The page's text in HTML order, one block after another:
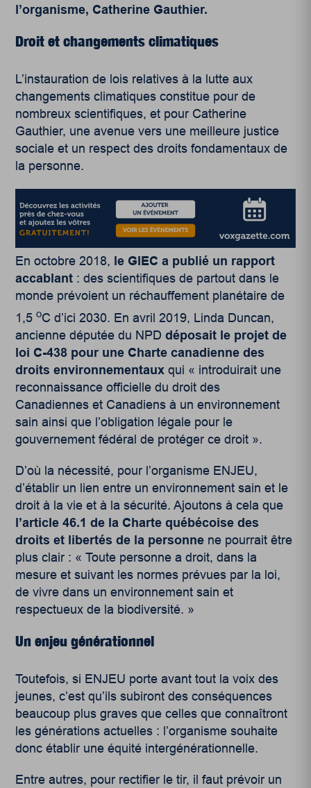
l’organisme, Catherine Gauthier.
Droit et changements climatiques
L’instauration de lois relatives à la lutte aux
changements climatiques constitue pour de
nombreux scientifiques, et pour Catherine
Gauthier, une avenue vers une meilleure justice
sociale et un respect des droits fondamentaux de
la personne.
En octobre 2018, le GIEC a publié un rapport
accablant : des scientifiques de partout dans le
monde prévoient un réchauffement planétaire de
1,5oC d’ici 2030. En avril 2019, Linda Duncan,
ancienne députée du NPDdéposait le projet de
loi C-438 pour une Charte canadienne des
droits environnementaux qui « introduirait une
reconnaissance officielle du droit des
Canadiennes et Canadiens à un environnement
sain ainsi que l’obligation légale pour le
gouvernement fédéral de protéger ce droit ».
D’où la nécessité, pour l’organisme ENJEU,
d’établir un lien entre un environnement sain et le
droit à la vie et à la sécurité. Ajoutons à cela que
l’article 46.1 de la Charte québécoise des
droits et libertés de la personne ne pourrait être
plus clair : « Toute personne a droit, dans la
mesure et suivant les normes prévues par la loi,
de vivre dans un environnement sain et
respectueux de la biodiversité. »
Un enjeu générationnel
Toutefois, si ENJEU porte avant tout la voix des
jeunes, c’est qu’ils subiront des conséquences
beaucoup plus graves que celles que connaîtront
les générations actuelles : l’organisme souhaite
donc établir une équité intergénérationnelle.
Entre autres, pour rectifier le tir, il faut prévoir un